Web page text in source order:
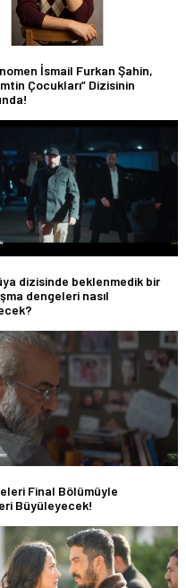
İsmail Furkan Şahin,
Çocukları” Dizisinin
dizisinde beklenmedik bir
dengeleri nasıl
Final Bölümüyle
Büyüleyecek!